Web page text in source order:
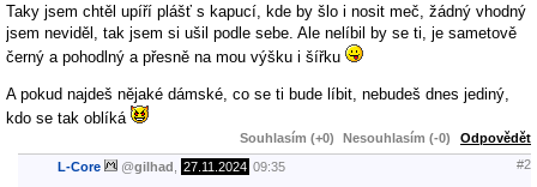
Taky jsem chtěl upíří plášť s kapucí, kde by šlo i nosit meč, žádný vhodný
jsem neviděl, tak jsem si ušil podle sebe. Ale nelíbil by se ti, je sametově
černý a pohodlný a přesně na mou výšku i šířku
A pokud najdeš nějaké dámské, co se ti bude líbit, nebudeš dnes jediný,
kdo se tak oblíká
Souhlasím (+0) Nesouhlasím (-0) Odpovědět
L-Core @gilhad 27.11.2024 09:35 #2